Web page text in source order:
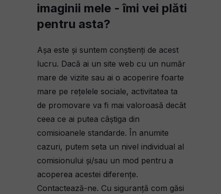
imaginii mele - îmi vei plăti
pentru asta?
Așa este și suntem conștienți de acest
lucru. Dacă ai un site web cu un număr
mare de vizite sau ai o acoperire foarte
mare pe rețelele sociale, activitatea ta
de promovare va fi mai valoroasă decât
ceea ce ai putea câștiga din
comisioanele standarde. În anumite
cazuri, putem seta un nivel individual al
comisionului și/sau un mod pentru a
acoperea acestei diferențe.
Contactează-ne. Cu siguranță com găsi